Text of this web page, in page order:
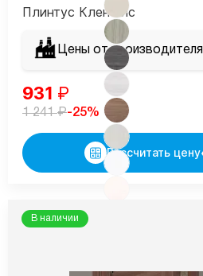
Плинтус Клен айс
Цены от производителя
931 ₽
1 241₽-25%
Рассчитать цену
В наличии